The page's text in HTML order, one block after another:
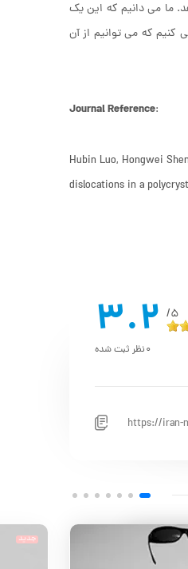
ما می دانیم که این یک
که می توانیم از آن
Journal Reference:
Hubin Luo, Hongwei
dislocations in a
5/
3.2
0نظر ثبت شده
https://iran-
جدید